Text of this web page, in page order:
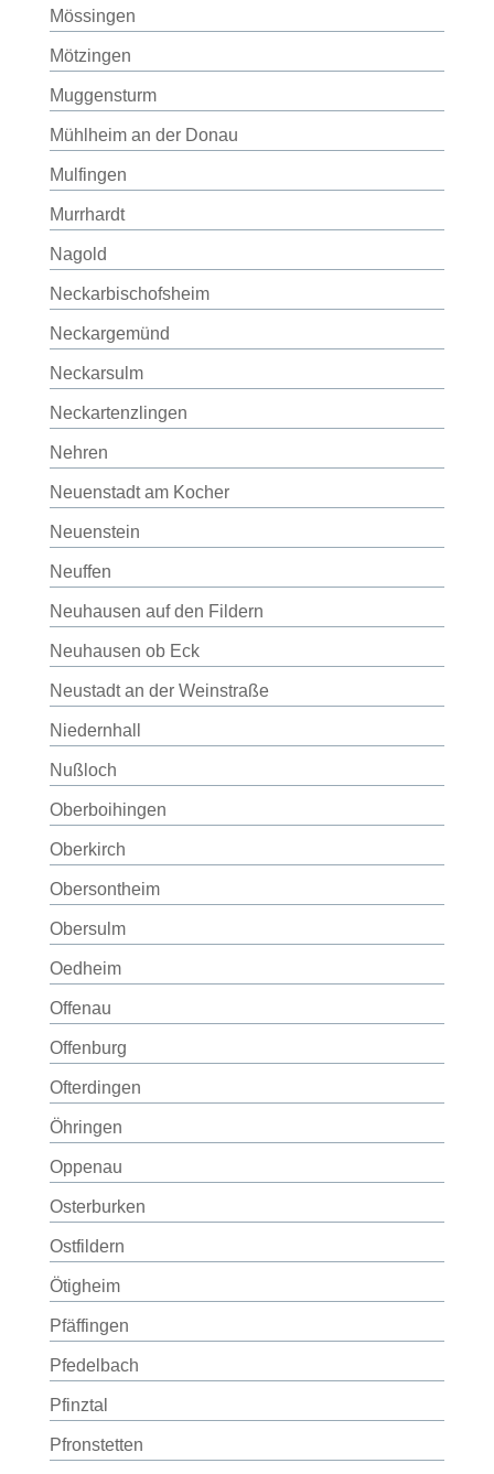
Mössingen
Mötzingen
Muggensturm
Mühlheim an der Donau
Mulfingen
Murrhardt
Nagold
Neckarbischofsheim
Neckargemünd
Neckarsulm
Neckartenzlingen
Nehren
Neuenstadt am Kocher
Neuenstein
Neuffen
Neuhausen auf den Fildern
Neuhausen ob Eck
Neustadt an der Weinstraße
Niedernhall
Nußloch
Oberboihingen
Oberkirch
Obersontheim
Obersulm
Oedheim
Offenau
Offenburg
Ofterdingen
Öhringen
Oppenau
Osterburken
Ostfildern
Ötigheim
Pfäffingen
Pfedelbach
Pfinztal
Pfronstetten